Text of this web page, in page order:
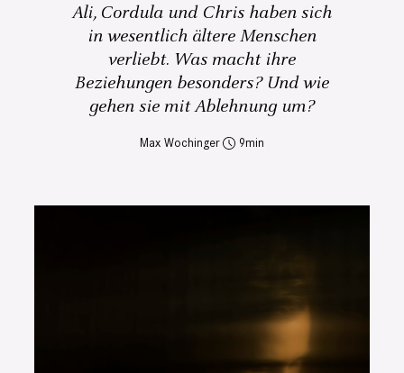
Ali, Cordula und Chris haben sich
in wesentlich ältere Menschen
verliebt. Was macht ihre
Beziehungen besonders? Und wie
gehen sie mit Ablehnung um?
Max Wochinger 9